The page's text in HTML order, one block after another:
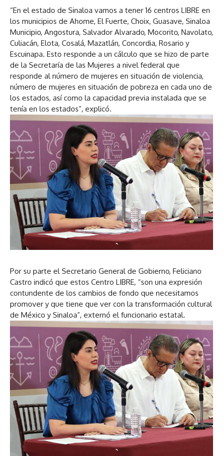
“En el estado de Sinaloa vamos a tener 16 centros LIBRE en
los municipios de Ahome, El Fuerte, Choix, Guasave, Sinaloa
Municipio, Angostura, Salvador Alvarado, Mocorito, Navolato,
Culiacán, Elota, Cosalá, Mazatlán, Concordia, Rosario y
Escuinapa. Esto responde a un cálculo que se hizo de parte
de la Secretaría de las Mujeres a nivel federal que
responde al número de mujeres en situación de violencia,
número de mujeres en situación de pobreza en cada uno de
los estados, así como la capacidad previa instalada que se
tenía en los estados”, explicó.
Por su parte el Secretario General de Gobierno, Feliciano
Castro indicó que estos Centro LIBRE, “son una expresión
contundente de los cambios de fondo que necesitamos
promover y que tiene que ver con la transformación cultural
de México y Sinaloa”, externó el funcionario estatal.